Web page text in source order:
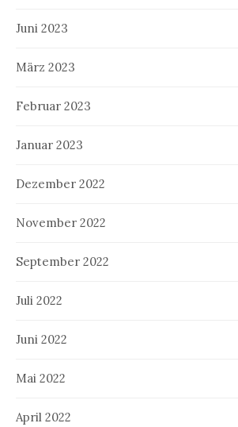
Juni 2023
März 2023
Februar 2023
Januar 2023
Dezember 2022
November 2022
September 2022
Juli 2022
Juni 2022
Mai 2022
April 2022